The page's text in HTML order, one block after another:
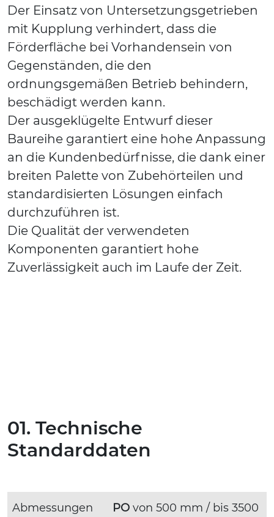
Der Einsatz von Untersetzungsgetrieben
mit Kupplung verhindert, dass die
Förderfläche bei Vorhandensein von
Gegenständen, die den
ordnungsgemäßen Betrieb behindern,
beschädigt werden kann.
Der ausgeklügelte Entwurf dieser
Baureihe garantiert eine hohe Anpassung
an die Kundenbedürfnisse, die dank einer
breiten Palette von Zubehörteilen und
standardisierten Lösungen einfach
durchzuführen ist.
Die Qualität der verwendeten
Komponenten garantiert hohe
Zuverlässigkeit auch im Laufe der Zeit.
01. Technische
Standarddaten
Abmessungen PO von 500 mm / bis 3500